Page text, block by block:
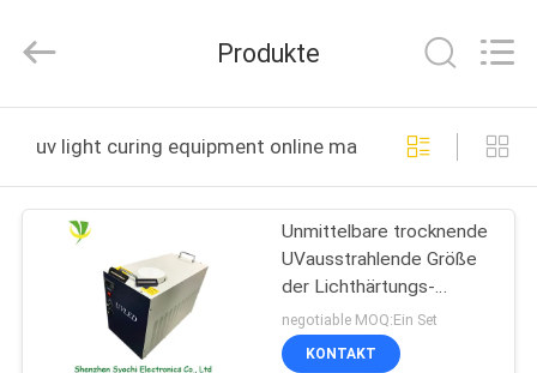
PRODUKTE
Electronics
Rights
Produkte
uv light curing equipment online manufacture
Unmittelbare trocknende
UVausstrahlende Größe
der Lichthärtungs-
Ausrüstungs-120x15mm
für Flachbettdrucken
negotiable MOQ:Ein Set
KONTAKT